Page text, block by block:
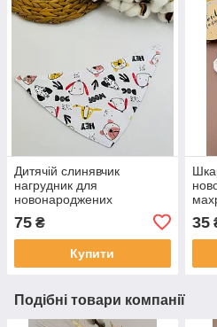
Дитячій слинявчик
нагрудник для
новонароджених
двосторонній на кнопках
75 ₴
Купити
35
Подібні товари компанії